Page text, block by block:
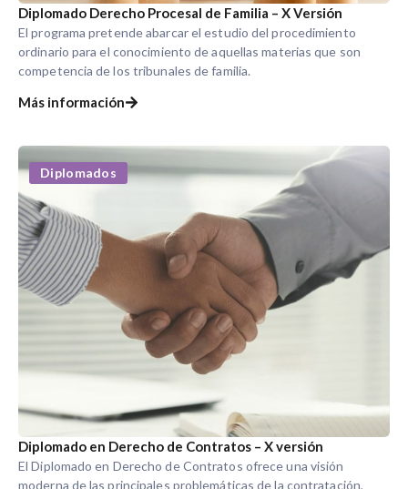
Diplomado Derecho Procesal de Familia – X Versión
El programa pretende abarcar el estudio del procedimiento
ordinario para el conocimiento de aquellas materias que son
competencia de los tribunales de familia.
Más información
Diplomados
Diplomado en Derecho de Contratos – X versión
El Diplomado en Derecho de Contratos ofrece una visión
moderna de las principales problemáticas de la contratación,